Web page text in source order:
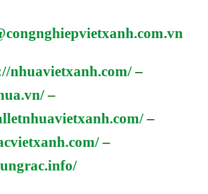
nhuavietxanh.com/–
–
–
–